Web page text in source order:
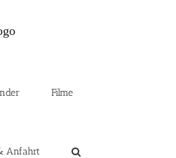
Filme
Anfahrt